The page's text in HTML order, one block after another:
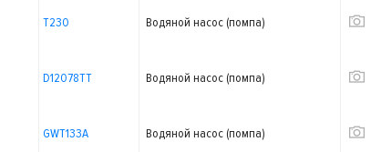
T230 Водяной насос (помпа)
D12078TT Водяной насос (помпа)
GWT133A Водяной насос (помпа)